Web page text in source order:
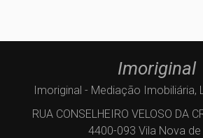
Imoriginal
Imoriginal - Mediação Imobiliária,
RUA CONSELHEIRO VELOSO DA
4400-093 Vila Nova de